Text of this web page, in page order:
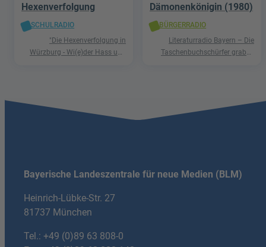
Hexenverfolgung
SCHULRADIO
"Die Hexenverfolgung in
Würzburg - Wi(e)der Hass und
Dämonenkönigin (1980)
BÜRGERRADIO
Literaturradio Bayern – Die
Taschenbuchschürfer graben
Bayerische Landeszentrale für neue Medien (BLM)
Heinrich-Lübke-Str. 27
81737 München
Tel.: +49 (0)89 63 808-0